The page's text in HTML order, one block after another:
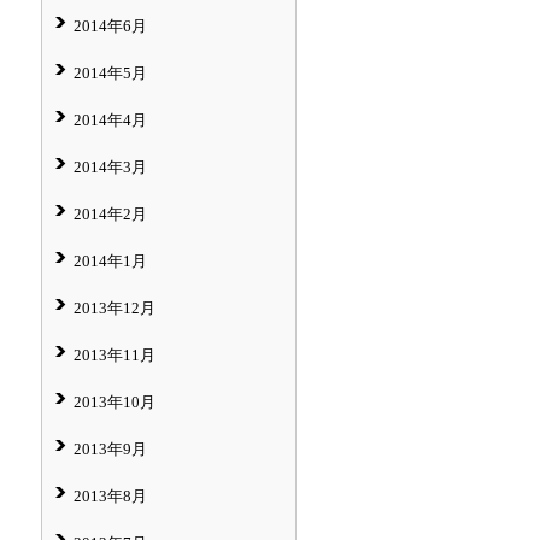
2014年6月
2014年5月
2014年4月
2014年3月
2014年2月
2014年1月
2013年12月
2013年11月
2013年10月
2013年9月
2013年8月